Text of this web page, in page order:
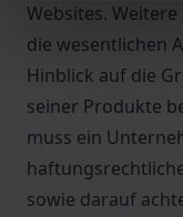
Websites.
die wesentlichen
Hinblick auf die
seiner Produkte
muss ein
sowie darauf